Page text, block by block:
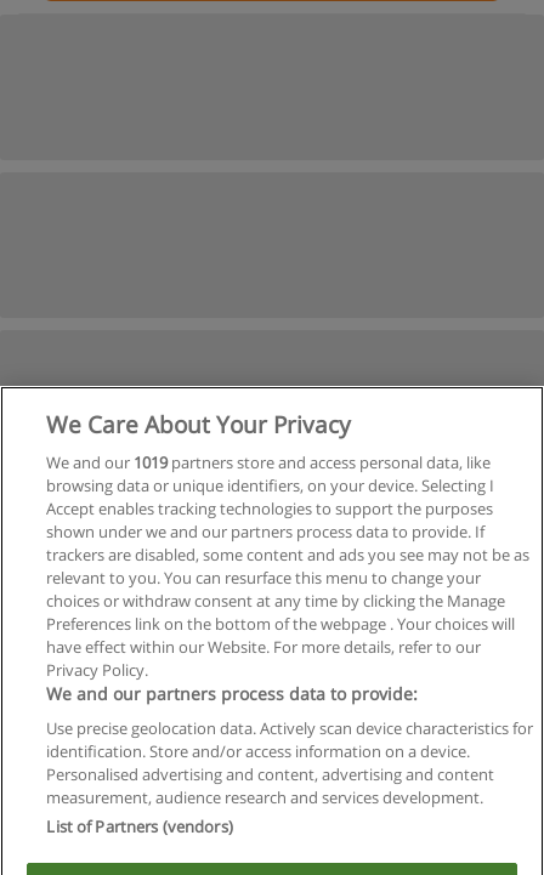
Siguiente
Página1de26
Privacidad de datos
Contactar con Educaedu
Copyright © Educaedu Business S.L. - CIF : B-95610580: -
We Care About Your Privacy
We and our 1019partners store and access personal data, like
browsing data or unique identifiers, on your device. Selecting I
Accept enables tracking technologies to support the purposes
shown under we and our partners process data to provide. If
trackers are disabled, some content and ads you see may not be as
relevant to you. You can resurface this menu to change your
choices or withdraw consent at any time by clicking the Manage
Preferences link on the bottom of the webpage . Your choices will
have effect within our Website. For more details, refer to our
Privacy Policy.
We and our partners process data to provide:
Use precise geolocation data. Actively scan device characteristics for
identification. Store and/or access information on a device.
Personalised advertising and content, advertising and content
measurement, audience research and services development.
List of Partners (vendors)